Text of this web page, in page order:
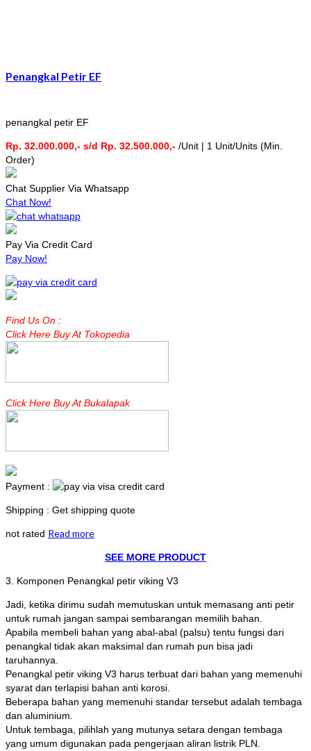
Penangkal Petir EF
penangkal petir EF
Rp. 32.000.000,- s/d Rp. 32.500.000,- /Unit | 1 Unit/Units (Min.
Order)
Chat Supplier Via Whatsapp
Chat Now!
Pay Via Credit Card
Pay Now!
Find Us On :
Click Here Buy At Tokopedia
Click Here Buy At Bukalapak
Payment :
Shipping : Get shipping quote
not rated Read more
SEE MORE PRODUCT
3. Komponen Penangkal petir viking V3
Jadi, ketika dirimu sudah memutuskan untuk memasang anti petir
untuk rumah jangan sampai sembarangan memilih bahan.
Apabila membeli bahan yang abal-abal (palsu) tentu fungsi dari
penangkal tidak akan maksimal dan rumah pun bisa jadi
taruhannya.
Penangkal petir viking V3 harus terbuat dari bahan yang memenuhi
syarat dan terlapisi bahan anti korosi.
Beberapa bahan yang memenuhi standar tersebut adalah tembaga
dan aluminium.
Untuk tembaga, pilihlah yang mutunya setara dengan tembaga
yang umum digunakan pada pengerjaan aliran listrik PLN.